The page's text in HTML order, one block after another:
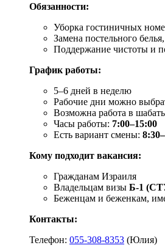
Обязанности:
Уборка гостиничных
Замена постельного
Поддержание чистоты и
График работы:
5–6 дней в неделю
Рабочие дни можно
Возможна работа в
Часы работы: 7:00–15:00
Есть вариант смены:
Кому подходит вакансия:
Гражданам Израиля
Владельцам визы Б-1
Беженцам и беженкам,
Контакты:
Телефон: 055-308-8353 (Юлия)